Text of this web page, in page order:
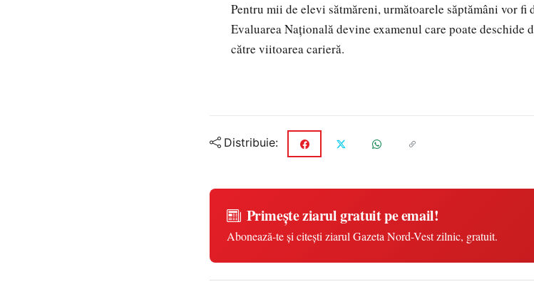
Pentru mii de elevi sătmăreni, următoarele săptămâni vor fi
Evaluarea Națională devine examenul care poate
către viitoarea carieră.
Distribuie:
Primește ziarul gratuit pe email!
Abonează-te și citești ziarul Gazeta Nord-Vest zilnic, gratuit.